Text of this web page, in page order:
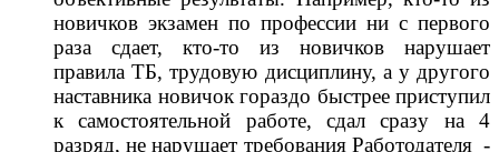
новичков экзамен по профессии ни с первого
раза сдает, кто-то из новичков нарушает
правила ТБ, трудовую дисциплину, а у другого
наставника новичок гораздо быстрее приступил
к самостоятельной работе, сдал сразу на 4
разряд, не нарушает требования Работодателя -